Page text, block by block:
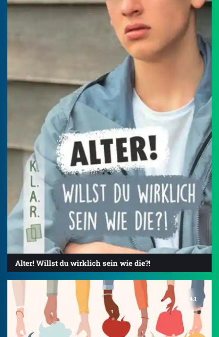
Alter! Willst du wirklich sein wie die?!
4.1